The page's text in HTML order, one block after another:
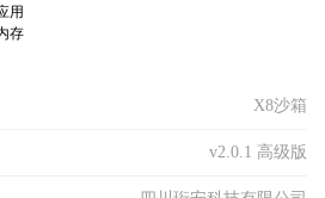
用
存
X8沙箱
v2.0.1 高级版